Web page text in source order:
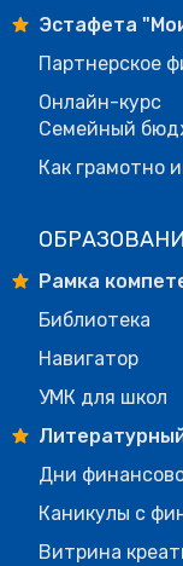
Эстафета
Партнерское
Онлайн-курс
Семейный
Как грамотно
Рамка
Библиотека
Навигатор
УМК для школ
Дни
Каникулы с
Витрина